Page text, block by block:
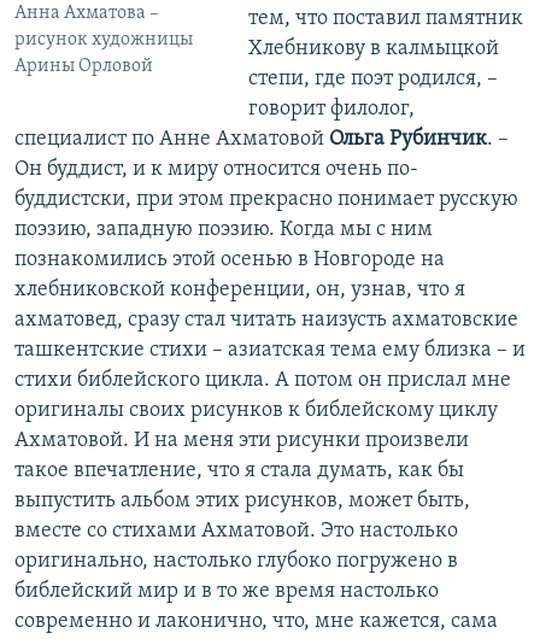
Анна Ахматова –
рисунок художницы
Арины Орловой
тем, что поставил памятник
Хлебникову в калмыцкой
степи, где поэт родился, –
говорит филолог,
специалист по Анне Ахматовой Ольга Рубинчик. –
Он буддист, и к миру относится очень по-
буддистски, при этом прекрасно понимает русскую
поэзию, западную поэзию. Когда мы с ним
познакомились этой осенью в Новгороде на
хлебниковской конференции, он, узнав, что я
ахматовед, сразу стал читать наизусть ахматовские
ташкентские стихи – азиатская тема ему близка – и
стихи библейского цикла. А потом он прислал мне
оригиналы своих рисунков к библейскому циклу
Ахматовой. И на меня эти рисунки произвели
такое впечатление, что я стала думать, как бы
выпустить альбом этих рисунков, может быть,
вместе со стихами Ахматовой. Это настолько
оригинально, настолько глубоко погружено в
библейский мир и в то же время настолько
современно и лаконично, что, мне кажется, сама